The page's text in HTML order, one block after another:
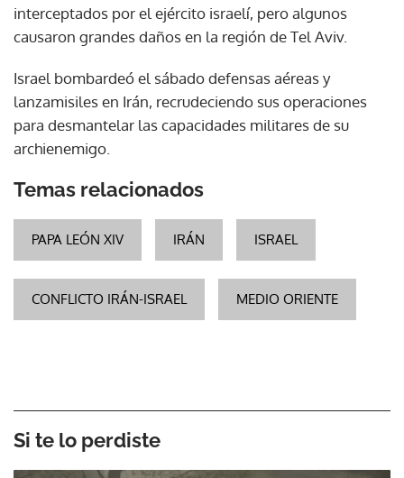
interceptados por el ejército israelí, pero algunos
causaron grandes daños en la región de Tel Aviv.
Israel bombardeó el sábado defensas aéreas y
lanzamisiles en Irán, recrudeciendo sus operaciones
para desmantelar las capacidades militares de su
archienemigo.
Temas relacionados
PAPA LEÓN XIV IRÁN ISRAEL
CONFLICTO IRÁN-ISRAEL MEDIO ORIENTE
Si te lo perdiste